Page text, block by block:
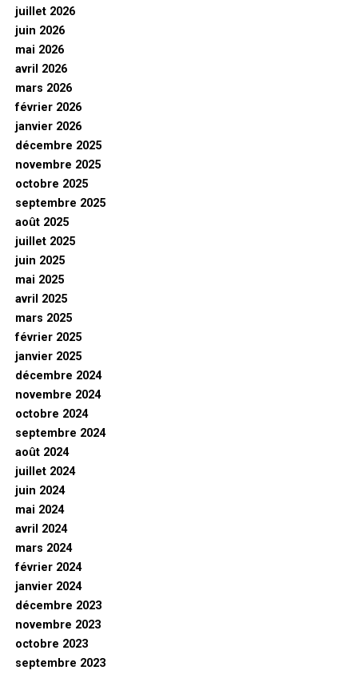
juillet 2026
juin 2026
mai 2026
avril 2026
mars 2026
février 2026
janvier 2026
décembre 2025
novembre 2025
octobre 2025
septembre 2025
août 2025
juillet 2025
juin 2025
mai 2025
avril 2025
mars 2025
février 2025
janvier 2025
décembre 2024
novembre 2024
octobre 2024
septembre 2024
août 2024
juillet 2024
juin 2024
mai 2024
avril 2024
mars 2024
février 2024
janvier 2024
décembre 2023
novembre 2023
octobre 2023
septembre 2023